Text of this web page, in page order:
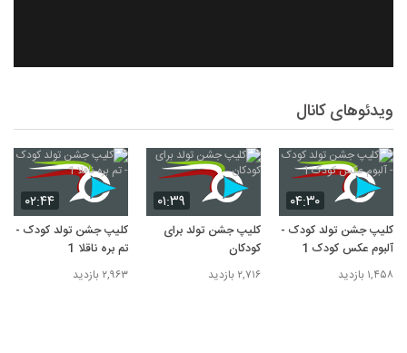
ویدئوهای کانال
۰۴:۳۰
کلیپ جشن تولد کودک -
آلبوم عکس کودک 1
۱,۴۵۸ بازدید
۰۱:۳۹
کلیپ جشن تولد برای
کودکان
۲,۷۱۶ بازدید
۰۲:۴۴
کلیپ جشن تولد کودک -
تم بره ناقلا 1
۲,۹۶۳ بازدید